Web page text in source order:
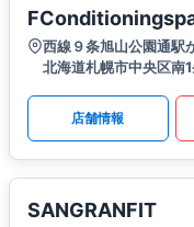
西線９条旭山公園通駅
北海道札幌市中央区南
店舗情報
SANGRANFIT